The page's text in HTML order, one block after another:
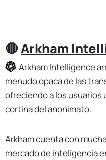
🔴Arkham
Arkham Intelligence
menudo opaca de las
ofreciendo a los usuarios
cortina del anonimato.
Arkham cuenta con
mercado de inteligencia